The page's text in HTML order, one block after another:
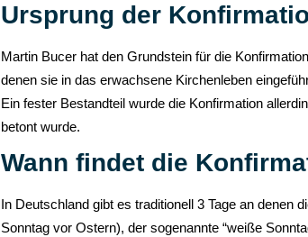
Ursprung der
Martin Bucer hat den Grundstein für die
denen sie in das erwachsene Kirchenleben
Ein fester Bestandteil wurde die Konfirmation
betont wurde.
Wann findet die
In Deutschland gibt es traditionell 3 Tage an denen
Sonntag vor Ostern), der sogenannte “weiße